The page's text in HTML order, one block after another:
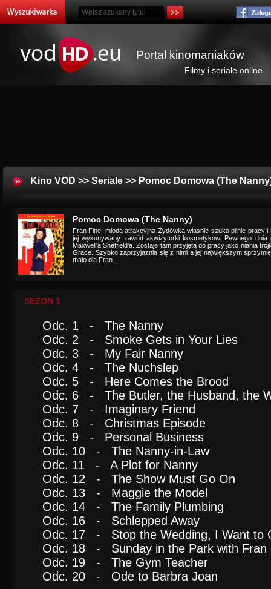
Portal kinomaniaków
Filmy i seriale online
Kino VOD >> Seriale >> Pomoc Domowa (The
Pomoc Domowa (The Nanny)
Fran Fine, młoda atrakcyjna Żydówka właśnie szuka pilnie pracy
jej wykonywany zawód akwizytorki kosmetyków. Pewnego dnia
Maxwell'a Sheffield'a. Zostaje tam przyjęta do pracy jako niania
Grace. Szybko zaprzyjaznia się z nimi a jej największym
mało dla Fran...
SEZON 1
Odc. 1 - The Nanny
Odc. 2 - Smoke Gets in Your Lies
Odc. 3 - My Fair Nanny
Odc. 4 - The Nuchslep
Odc. 5 - Here Comes the Brood
Odc. 6 - The Butler, the Husband, the
Odc. 7 - Imaginary Friend
Odc. 8 - Christmas Episode
Odc. 9 - Personal Business
Odc. 10 - The Nanny-in-Law
Odc. 11 - A Plot for Nanny
Odc. 12 - The Show Must Go On
Odc. 13 - Maggie the Model
Odc. 14 - The Family Plumbing
Odc. 16 - Schlepped Away
Odc. 17 - Stop the Wedding, I Want to
Odc. 18 - Sunday in the Park with Fran
Odc. 19 - The Gym Teacher
Odc. 20 - Ode to Barbra Joan